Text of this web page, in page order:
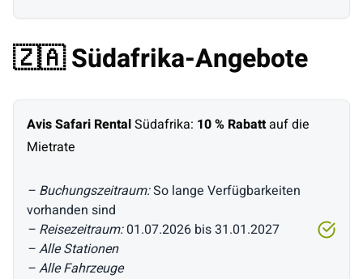
🇿🇦 Südafrika-Angebote
Avis Safari RentalSüdafrika: 10 % Rabattauf die
Mietrate
– Buchungszeitraum:So lange Verfügbarkeiten
vorhanden sind
– Reisezeitraum:01.07.2026 bis 31.01.2027
– Alle Stationen
– Alle Fahrzeuge